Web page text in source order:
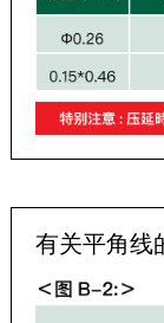
有关平角线